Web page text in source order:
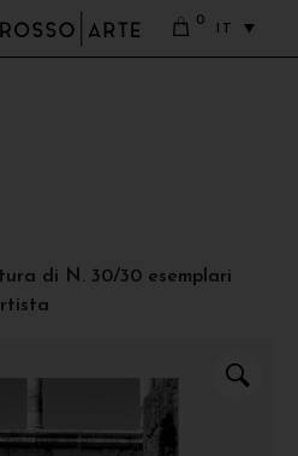
0
IT
di N. 30/30 esemplari